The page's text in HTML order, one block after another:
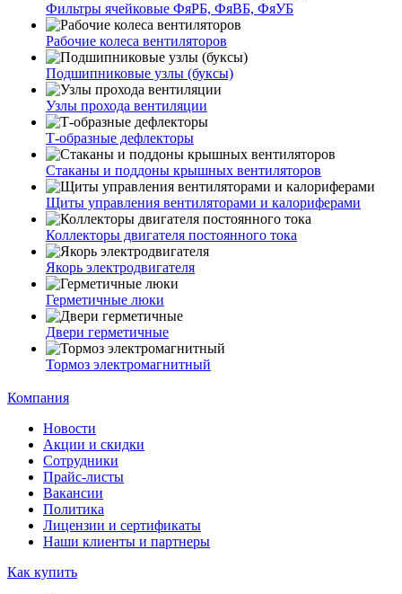
Фильтры ячейковые ФяРБ, ФяВБ, ФяУБ
Рабочие колеса вентиляторов
Подшипниковые узлы (буксы)
Узлы прохода вентиляции
Т-образные дефлекторы
Стаканы и поддоны крышных вентиляторов
Щиты управления вентиляторами и калориферами
Коллекторы двигателя постоянного тока
Якорь электродвигателя
Герметичные люки
Двери герметичные
Тормоз электромагнитный
Компания
Новости
Акции и скидки
Сотрудники
Прайс-листы
Вакансии
Политика
Лицензии и сертификаты
Наши клиенты и партнеры
Как купить